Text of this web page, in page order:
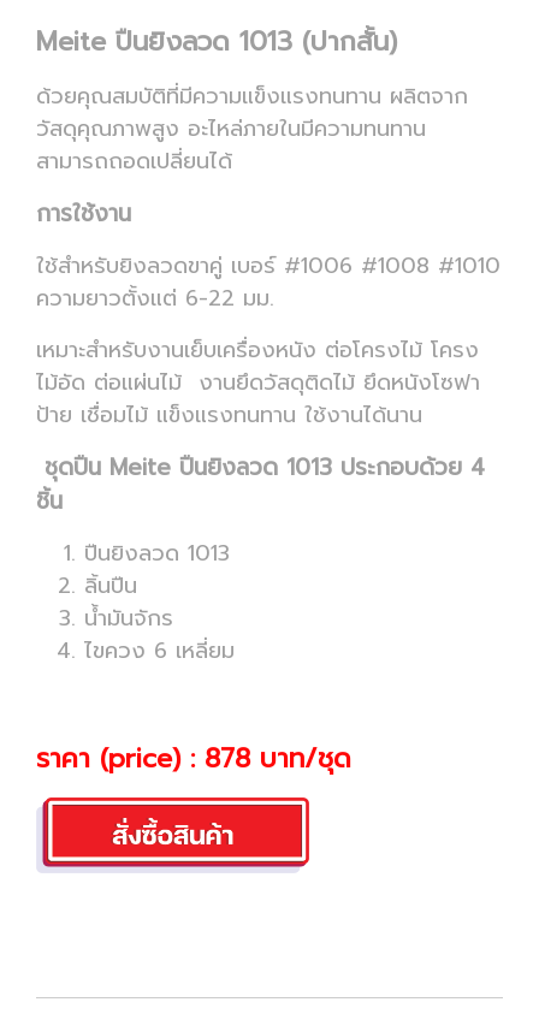
Meite ปืนยิงลวด 1013 (ปากสั้น)
ด้วยคุณสมบัติที่มีความแข็งแรงทนทาน ผลิตจาก
วัสดุคุณภาพสูง อะไหล่ภายในมีความทนทาน
สามารถถอดเปลี่ยนได้
การใช้งาน
ใช้สำหรับยิงลวดขาคู่ เบอร์ #1006 #1008 #1010
ความยาวตั้งแต่ 6-22 มม.
เหมาะสำหรับงานเย็บเครื่องหนัง ต่อโครงไม้ โครง
ไม้อัด ต่อแผ่นไม้ งานยึดวัสดุติดไม้ ยึดหนังโซฟา
ป้าย เชื่อมไม้ แข็งแรงทนทาน ใช้งานได้นาน
ชุดปืน Meite ปืนยิงลวด 1013 ประกอบด้วย 4
ชิ้น
ปืนยิงลวด 1013
ลิ้นปืน
น้ำมันจักร
ไขควง 6 เหลี่ยม
ราคา (price) : 878 บาท/ชุด